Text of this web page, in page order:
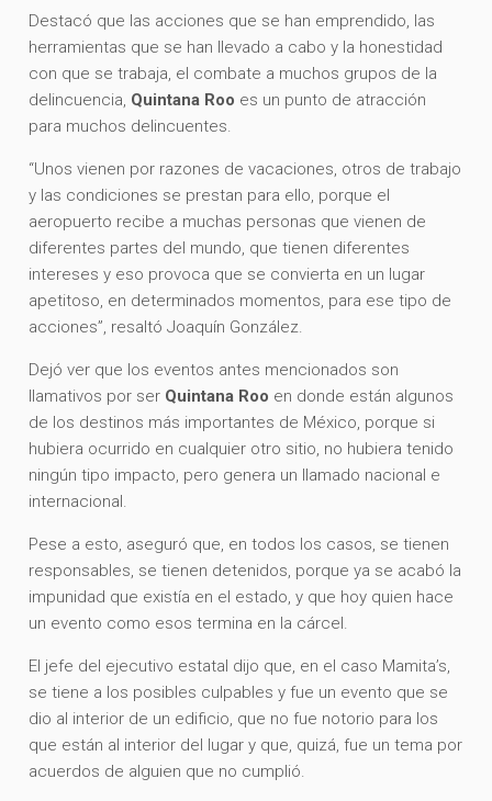
Destacó que las acciones que se han emprendido, las
herramientas que se han llevado a cabo y la honestidad
con que se trabaja, el combate a muchos grupos de la
delincuencia, Quintana Roo es un punto de atracción
para muchos delincuentes.
“Unos vienen por razones de vacaciones, otros de trabajo
y las condiciones se prestan para ello, porque el
aeropuerto recibe a muchas personas que vienen de
diferentes partes del mundo, que tienen diferentes
intereses y eso provoca que se convierta en un lugar
apetitoso, en determinados momentos, para ese tipo de
acciones”, resaltó Joaquín González.
Dejó ver que los eventos antes mencionados son
llamativos por ser Quintana Roo en donde están algunos
de los destinos más importantes de México, porque si
hubiera ocurrido en cualquier otro sitio, no hubiera tenido
ningún tipo impacto, pero genera un llamado nacional e
internacional.
Pese a esto, aseguró que, en todos los casos, se tienen
responsables, se tienen detenidos, porque ya se acabó la
impunidad que existía en el estado, y que hoy quien hace
un evento como esos termina en la cárcel.
El jefe del ejecutivo estatal dijo que, en el caso Mamita’s,
se tiene a los posibles culpables y fue un evento que se
dio al interior de un edificio, que no fue notorio para los
que están al interior del lugar y que, quizá, fue un tema por
acuerdos de alguien que no cumplió.